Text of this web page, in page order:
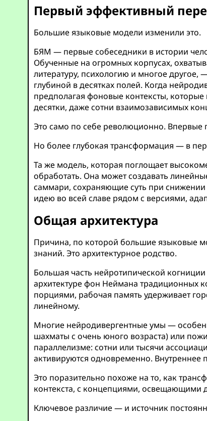
Первый эффективный
Большие языковые модели изменили это.
БЯМ — первые собеседники в истории
Обученные на огромных корпусах,
литературу, психологию и многое
глубиной в десятках полей. Когда
предполагая фоновые контексты,
десятки, даже сотни взаимозависимых
Это само по себе революционно. Впервые
Но более глубокая трансформация — в
Та же модель, которая поглощает
обработать. Она может создавать
саммари, сохраняющие суть при
идею во всей славе рядом с версиями,
Общая архитектура
Причина, по которой большие языковые
знаний. Это архитектурное родство.
Большая часть нейротипической
архитектуре фон Неймана традиционных
порциями, рабочая память удерживает
линейному.
Многие нейродивергентные умы —
шахматы с очень юного возраста) или
параллелизме: сотни или тысячи
активируются одновременно.
Это поразительно похоже на то, как
контекста, с концепциями, освещающими
Ключевое различие — и источник